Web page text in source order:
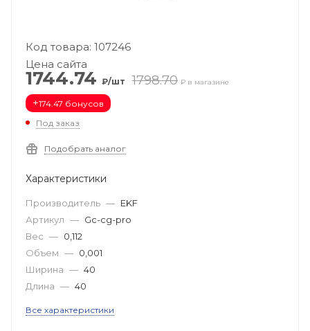
Код товара: 107246
Цена сайта
1744.74 ₽/шт 1798.70 ₽ в магазине
+174.47 бонусов
Под заказ
Подобрать аналог
Характеристики
Производитель — EKF
Артикул — Gc-cg-pro
Вес — 0,112
Объем — 0,001
Ширина — 40
Длина — 40
Все характеристики